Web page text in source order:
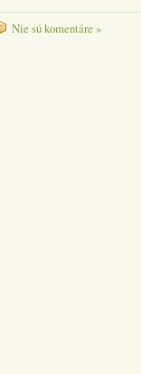
Nie sú komentáre »